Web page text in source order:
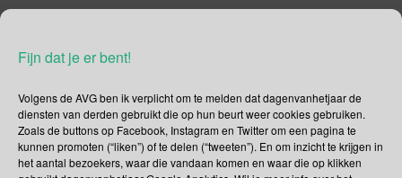
Fijn dat je er bent!
Volgens de AVG ben ik verplicht om te melden dat dagenvanhetjaar de
diensten van derden gebruikt die op hun beurt weer cookies gebruiken.
Zoals de buttons op Facebook, Instagram en Twitter om een pagina te
kunnen promoten (“liken”) of te delen (“tweeten”). En om inzicht te krijgen in
het aantal bezoekers, waar die vandaan komen en waar die op klikken
4 juni – Opa en Oma dag |
Dag voor Onschuldige
Kinderslachtoffers van
Agressie | Knuffel je Kat
Dag | Suikerfeest